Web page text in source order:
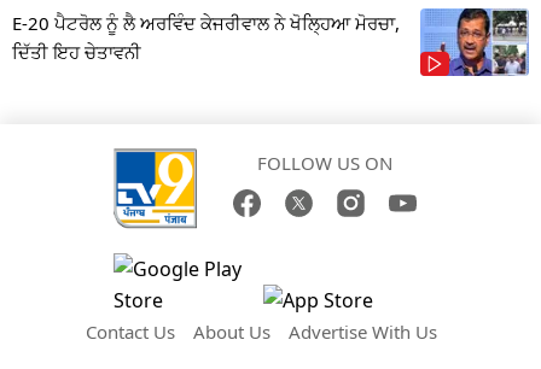
E-20 ਪੈਟਰੋਲ ਨੂੰ ਲੈ ਅਰਵਿੰਦ ਕੇਜਰੀਵਾਲ ਨੇ ਖੋਲ੍ਹਿਆ ਮੋਰਚਾ,
ਦਿੱਤੀ ਇਹ ਚੇਤਾਵਨੀ
FOLLOW US ON
Contact Us About Us
Advertise With Us